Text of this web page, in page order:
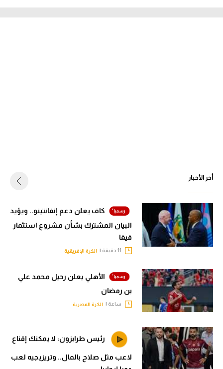
أخر الأخبار
كاف يعلن دعم إنفانتينو.. ويؤيد
البيان المشترك بشأن مشروع استثمار
فيفا
الكرة الإفريقية
الأهلي يعلن رحيل محمد علي
بن رمضان
ساعة | الكرة المصرية
رئيس طرابزون: لا يمكنك إقناع
لاعب مثل صلاح بالمال.. وتريزيجيه لعب